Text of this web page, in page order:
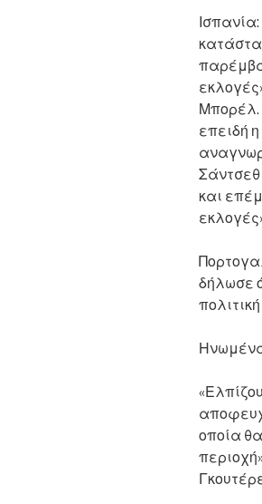
Μπορέλ.
επειδή
Σάντσεθ
και
δήλωσε
οποία